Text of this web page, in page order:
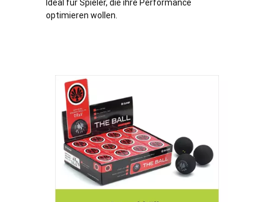
Ideal für Spieler, die ihre Performance
optimieren wollen.